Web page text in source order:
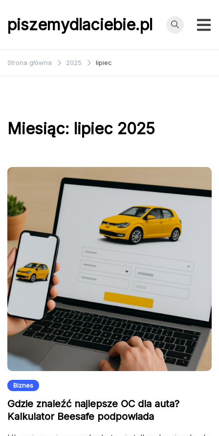
do
treścipiszemydlaciebie.pl
Strona główna 2025 lipiec
Miesiąc: lipiec 2025
Biznes
Gdzie znaleźć najlepsze OC dla auta?
Kalkulator Beesafe podpowiada